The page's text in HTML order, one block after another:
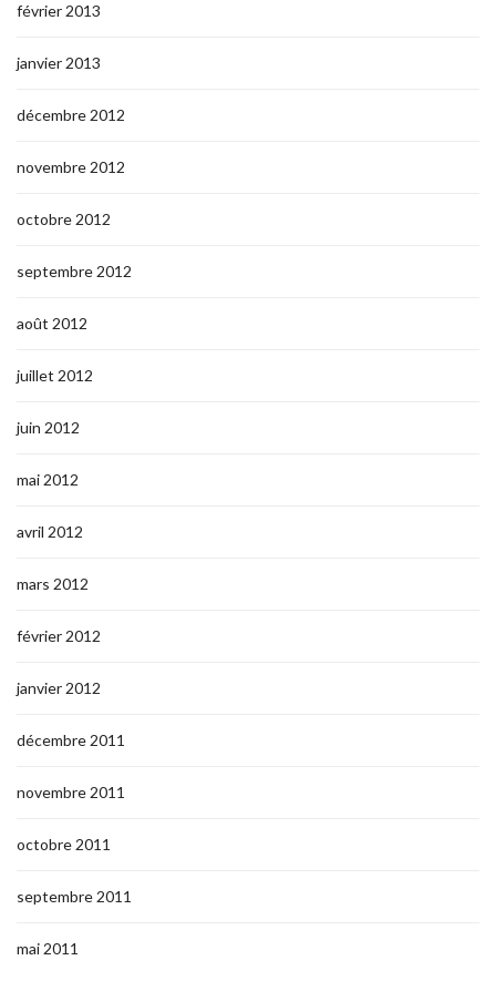
février 2013
janvier 2013
décembre 2012
novembre 2012
octobre 2012
septembre 2012
août 2012
juillet 2012
juin 2012
mai 2012
avril 2012
mars 2012
février 2012
janvier 2012
décembre 2011
novembre 2011
octobre 2011
septembre 2011
mai 2011